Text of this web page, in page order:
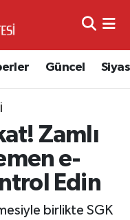
Güncel
Zamlı
e-
Edin
birlikte SGK